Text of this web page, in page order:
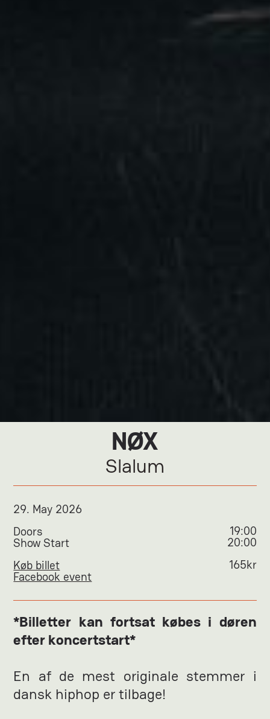
NØX
Slalum
29. May 2026
Doors
Show Start
Køb billet
Facebook event
19:00
20:00
165kr
*Billetter kan fortsat købes i døren
efter koncertstart*
En af de mest originale stemmer i
dansk hiphop er tilbage!